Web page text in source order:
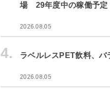
場 29年度中の稼働予定
2026.08.05
4. ラベルレスPET飲料、バ
2026.08.05